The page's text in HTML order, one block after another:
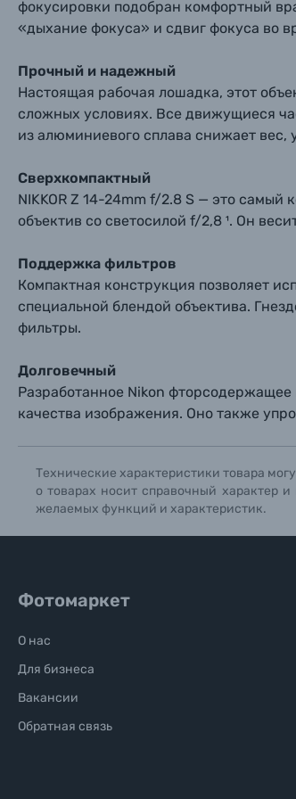
Солнцезащитные очки
Б/У фототехника
Уценённые товары
фокусировки подобран комфортный
«дыхание фокуса» и сдвиг фокуса во
Прочный и надежный
Настоящая рабочая лошадка, этот
сложных условиях. Все движущиеся
из алюминиевого сплава снижает вес,
Сверхкомпактный
NIKKOR Z 14-24mm f/2.8 S — это
объектив со светосилой f/2,8 ¹. Он
Поддержка фильтров
Компактная конструкция позволяет
специальной блендой объектива.
фильтры.
Долговечный
Разработанное Nikon
качества изображения. Оно также
Технические характеристики товара
о товарах носит справочный характер
желаемых функций и характеристик.
Фотомаркет
О нас
Для бизнеса
Вакансии
Обратная связь